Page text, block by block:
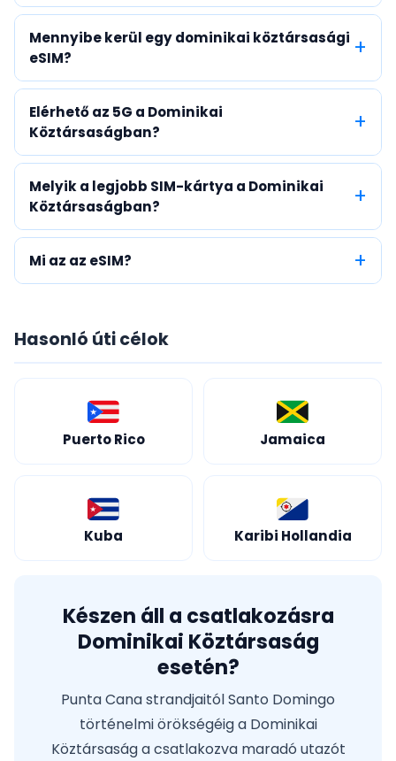
Mennyibe kerül egy dominikai köztársasági
eSIM?
Elérhető az 5G a Dominikai
Köztársaságban?
Melyik a legjobb SIM-kártya a Dominikai
Köztársaságban?
Mi az az eSIM?
Hasonló úti célok
Puerto Rico Jamaica
Kuba Karibi Hollandia
Készen áll a csatlakozásra
Dominikai Köztársaság
esetén?
Punta Cana strandjaitól Santo Domingo
történelmi örökségéig a Dominikai
Köztársaság a csatlakozva maradó utazót